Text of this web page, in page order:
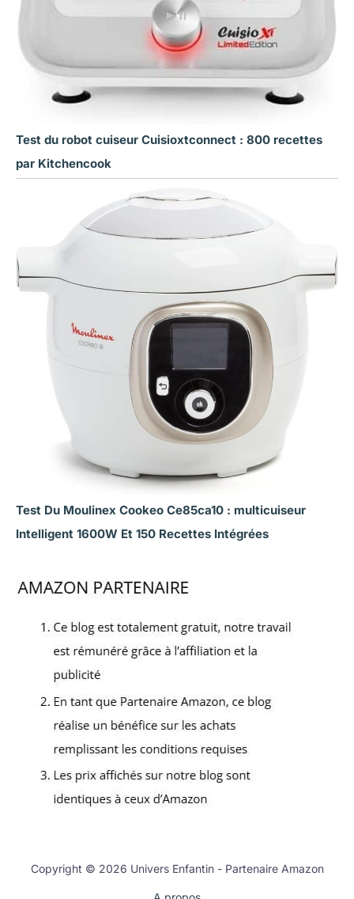
Test du robot cuiseur Cuisioxtconnect : 800 recettes
par Kitchencook
Test Du Moulinex Cookeo Ce85ca10 : multicuiseur
Intelligent 1600W Et 150 Recettes Intégrées
Copyright © 2026 Univers Enfantin - Partenaire Amazon